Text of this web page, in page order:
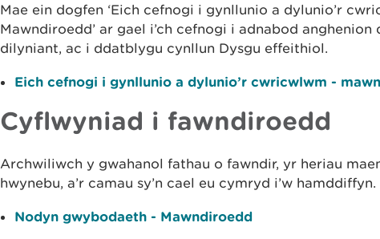
Mae ein dogfen ‘Eich cefnogi i gynllunio a dylunio’r
Mawndiroedd’ ar gael i’ch cefnogi i adnabod anghenion
dilyniant, ac i ddatblygu cynllun Dysgu effeithiol.
Eich cefnogi i gynllunio a dylunio’r cwricwlwm -
Cyflwyniad i fawndiroedd
Archwiliwch y gwahanol fathau o fawndir, yr heriau
hwynebu, a’r camau sy’n cael eu cymryd i’w hamddiffyn.
Nodyn gwybodaeth - Mawndiroedd